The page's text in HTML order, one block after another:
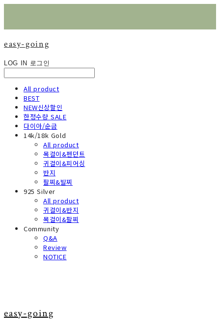
easy-going
LOG IN 로그인
All product
BEST
NEW신상할인
한정수량 SALE
다이아/순금
14k/18k Gold
All product
목걸이&펜던트
귀걸이&피어싱
반지
팔찌&발찌
925 Silver
All product
귀걸이&반지
목걸이&팔찌
Community
Q&A
Review
NOTICE
easy-going